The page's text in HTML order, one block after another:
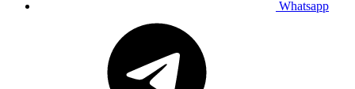
Whatsapp